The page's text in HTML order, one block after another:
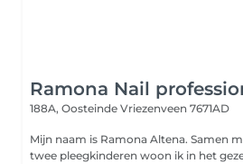
Ramona Nail
188A, Oosteinde Vriezenveen 7671AD
Mijn naam is Ramona Altena. Samen
twee pleegkinderen woon ik in het